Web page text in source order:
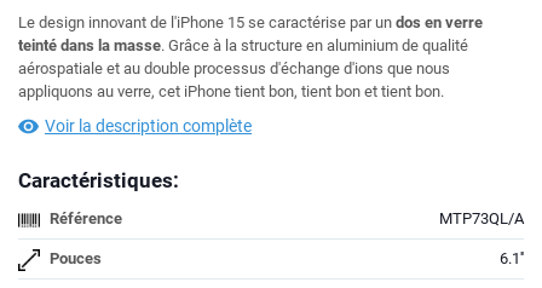
Le design innovant de l'iPhone 15 se caractérise par un dos en verre
teinté dans la masse. Grâce à la structure en aluminium de qualité
aérospatiale et au double processus d'échange d'ions que nous
appliquons au verre, cet iPhone tient bon, tient bon et tient bon.
Voir la description complète
Caractéristiques:
Référence MTP73QL/A
Pouces 6.1''